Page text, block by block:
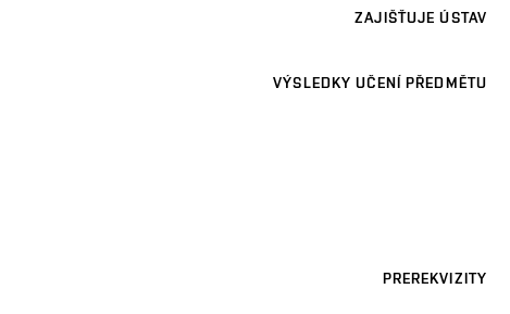
ZAJIŠŤUJE ÚSTAV
VÝSLEDKY UČENÍ PŘEDMĚTU
PREREKVIZITY